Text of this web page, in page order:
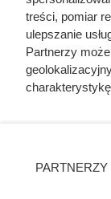
twaróg, jogurt,
odpowiedniego
się zdrowym,
Inne serwisy
treści, pomiar
ulepszanie
Partnerzy
zmienić/
znajdujący się
PARTNERZY